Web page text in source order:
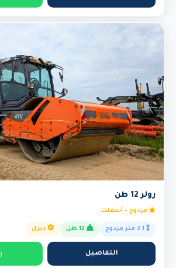
رولر 12 طن
مزدوج - أسفلت
ديزل
التفاصيل